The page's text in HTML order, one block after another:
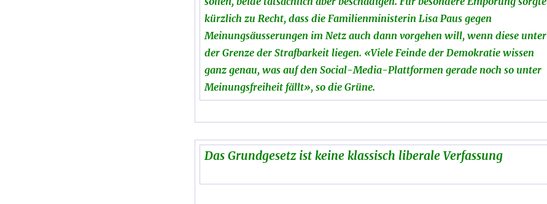
kürzlich zu Recht, dass die Familienministerin Lisa Paus gegen
Meinungsäusserungen im Netz auch dann vorgehen will, wenn diese unter
der Grenze der Strafbarkeit liegen. «Viele Feinde der Demokratie wissen
ganz genau, was auf den Social-Media-Plattformen gerade noch so unter
Meinungsfreiheit fällt», so die Grüne.
Das Grundgesetz ist keine klassisch liberale Verfassung